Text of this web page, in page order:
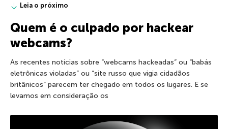
Leia o próximo
Quem é o culpado por hackear
webcams?
As recentes notícias sobre “webcams hackeadas” ou “babás
eletrônicas violadas” ou “site russo que vigia cidadãos
britânicos” parecem ter chegado em todos os lugares. E se
levamos em consideração os